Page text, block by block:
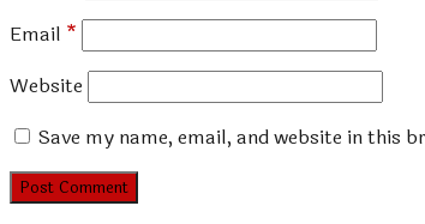
Email *
Website
Save my name, email, and website in this